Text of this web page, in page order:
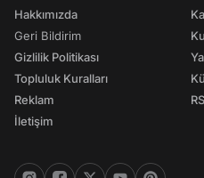
Hakkımızda
Geri Bildirim
Gizlilik Politikası
Topluluk Kuralları
Reklam
İletişim